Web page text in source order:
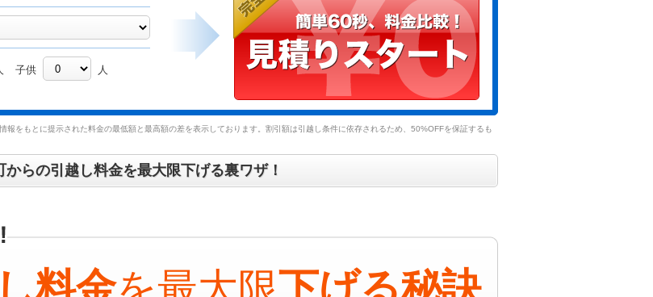
子供 人
をもとに提示された料金の最低額と最高額の差を表示しております。割引額は引越し条件に依存されるため、50%OFFを保証するも
らの引越し料金を最大限下げる裏ワザ！